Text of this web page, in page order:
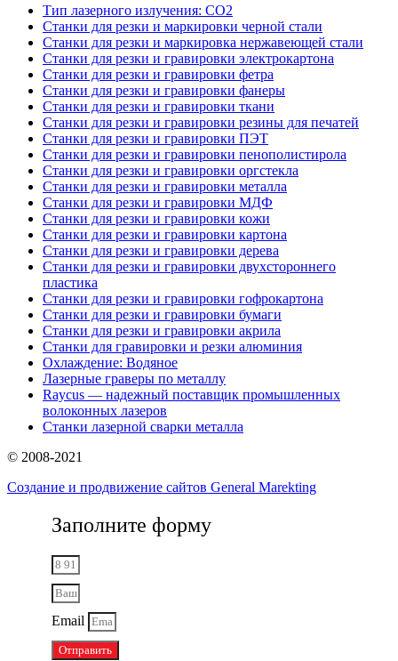
Тип лазерного излучения: СО2
Станки для резки и маркировки черной стали
Станки для резки и маркировка нержавеющей стали
Станки для резки и гравировки электрокартона
Станки для резки и гравировки фетра
Станки для резки и гравировки фанеры
Станки для резки и гравировки ткани
Станки для резки и гравировки резины для печатей
Станки для резки и гравировки ПЭТ
Станки для резки и гравировки пенополистирола
Станки для резки и гравировки оргстекла
Станки для резки и гравировки металла
Станки для резки и гравировки МДФ
Станки для резки и гравировки кожи
Станки для резки и гравировки картона
Станки для резки и гравировки дерева
Станки для резки и гравировки двухстороннего
пластика
Станки для резки и гравировки гофрокартона
Станки для резки и гравировки бумаги
Станки для резки и гравировки акрила
Станки для гравировки и резки алюминия
Охлаждение: Водяное
Лазерные граверы по металлу
Raycus — надежный поставщик промышленных
волоконных лазеров
Cтанки лазерной сварки металла
© 2008-2021
Создание и продвижение сайтов General Marekting
Заполните форму
Email
Отправить